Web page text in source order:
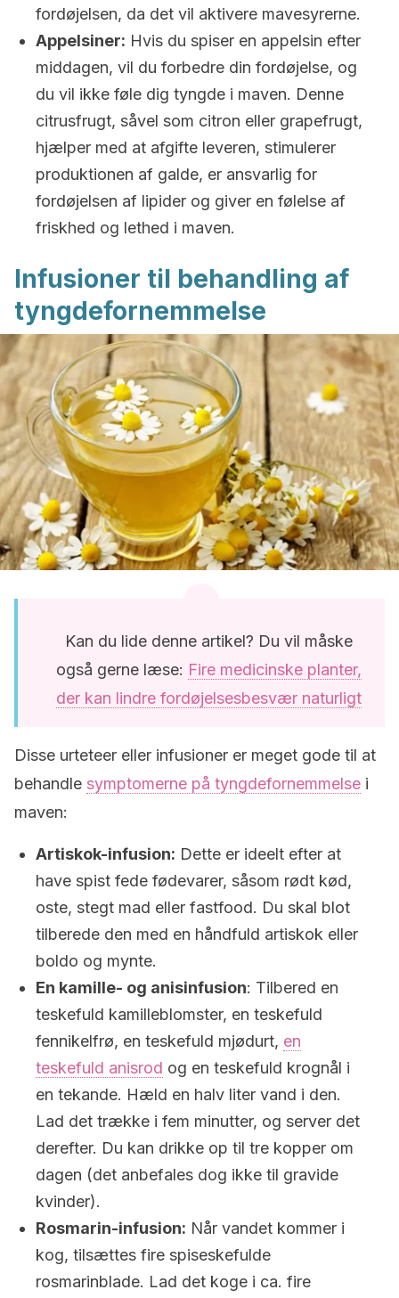
fordøjelsen, da det vil aktivere mavesyrerne.
Appelsiner: Hvis du spiser en appelsin efter
middagen, vil du forbedre din fordøjelse, og
du vil ikke føle dig tyngde i maven. Denne
citrusfrugt, såvel som citron eller grapefrugt,
hjælper med at afgifte leveren, stimulerer
produktionen af galde, er ansvarlig for
fordøjelsen af lipider og giver en følelse af
friskhed og lethed i maven.
Infusioner til behandling af
tyngdefornemmelse
Kan du lide denne artikel? Du vil måske
også gerne læse: Fire medicinske planter,
der kan lindre fordøjelsesbesvær naturligt
Disse urteteer eller infusioner er meget gode til at
behandle symptomerne på tyngdefornemmelse i
maven:
Artiskok-infusion: Dette er ideelt efter at
have spist fede fødevarer, såsom rødt kød,
oste, stegt mad eller fastfood. Du skal blot
tilberede den med en håndfuld artiskok eller
boldo og mynte.
En kamille- og anisinfusion: Tilbered en
teskefuld kamilleblomster, en teskefuld
fennikelfrø, en teskefuld mjødurt, en
teskefuld anisrod og en teskefuld krognål i
en tekande. Hæld en halv liter vand i den.
Lad det trække i fem minutter, og server det
derefter. Du kan drikke op til tre kopper om
dagen (det anbefales dog ikke til gravide
kvinder).
Rosmarin-infusion: Når vandet kommer i
kog, tilsættes fire spiseskefulde
rosmarinblade. Lad det koge i ca. fire